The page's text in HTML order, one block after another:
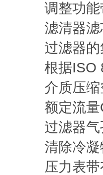
调整功
滤清器
过滤器
根据ISO
介质压
额定流
过滤器
清除冷
压力表